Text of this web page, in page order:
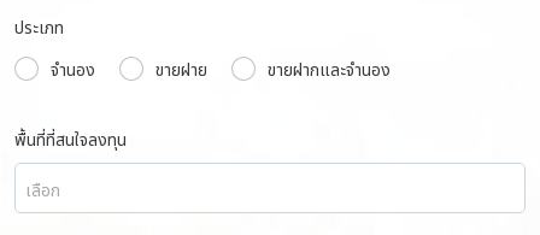
ประเภท
จำนอง
ขายฝาย ขายฝากและจำนอง
พื้นที่ที่สนใจลงทุน
เลือก